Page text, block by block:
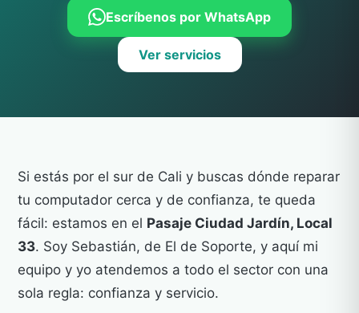
Escríbenos por WhatsApp
Ver servicios
Si estás por el sur de Cali y buscas dónde reparar
tu computador cerca y de confianza, te queda
fácil: estamos en el Pasaje Ciudad Jardín, Local
33. Soy Sebastián, de El de Soporte, y aquí mi
equipo y yo atendemos a todo el sector con una
sola regla: confianza y servicio.